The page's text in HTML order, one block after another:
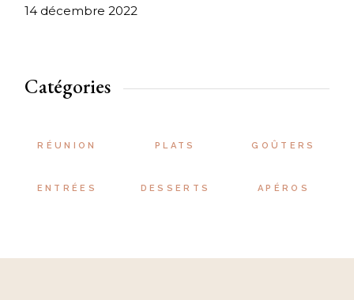
14 décembre 2022
Catégories
RÉUNION PLATS GOÛTERS
ENTRÉES DESSERTS APÉROS